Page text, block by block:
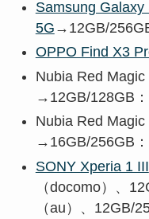
Samsung Galaxy
5G →12GB/
OPPO Find X3
Nubia Red Magic
→12GB/128GB：
Nubia Red Magic
→16GB/256GB：
SONY Xperia 1 III
（docomo）、
（au）、12GB/